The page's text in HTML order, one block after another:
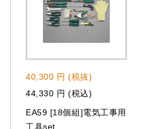
40,300 円 (税抜)
44,330 円 (税込)
EA59 [18個組]電気工事用
工具set